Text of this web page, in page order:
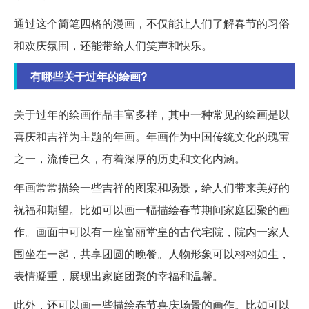
通过这个简笔四格的漫画，不仅能让人们了解春节的习俗
和欢庆氛围，还能带给人们笑声和快乐。
有哪些关于过年的绘画?
关于过年的绘画作品丰富多样，其中一种常见的绘画是以
喜庆和吉祥为主题的年画。年画作为中国传统文化的瑰宝
之一，流传已久，有着深厚的历史和文化内涵。
年画常常描绘一些吉祥的图案和场景，给人们带来美好的
祝福和期望。比如可以画一幅描绘春节期间家庭团聚的画
作。画面中可以有一座富丽堂皇的古代宅院，院内一家人
围坐在一起，共享团圆的晚餐。人物形象可以栩栩如生，
表情凝重，展现出家庭团聚的幸福和温馨。
此外，还可以画一些描绘春节喜庆场景的画作。比如可以